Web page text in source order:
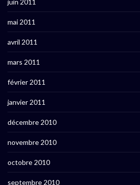
juin 2011
mai 2011
avril 2011
mars 2011
février 2011
janvier 2011
décembre 2010
novembre 2010
octobre 2010
septembre 2010